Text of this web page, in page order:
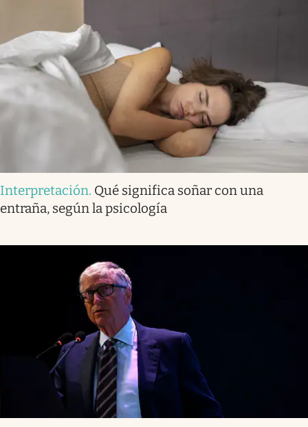
Interpretación. Qué significa soñar con una
entraña, según la psicología